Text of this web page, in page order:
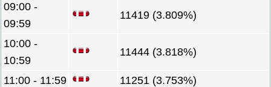
09:00 -
09:59
11419 (3.809%)
10:00 -
10:59
11444 (3.818%)
11:00 - 11:59
11251 (3.753%)